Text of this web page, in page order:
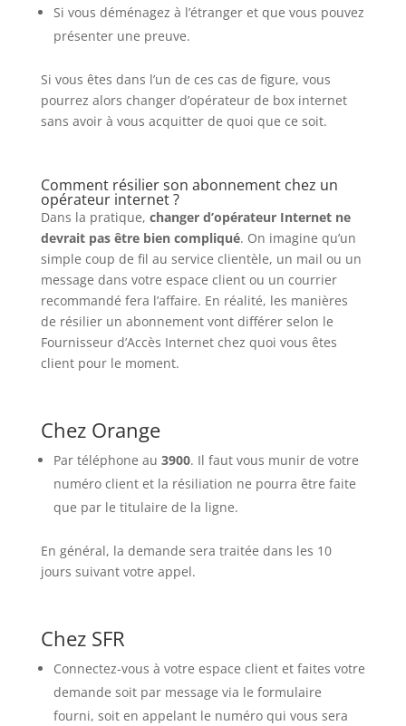
Si vous déménagez à l’étranger et que vous pouvez
présenter une preuve.
Si vous êtes dans l’un de ces cas de figure, vous
pourrez alors changer d’opérateur de box internet
sans avoir à vous acquitter de quoi que ce soit.
Comment résilier son abonnement chez un
opérateur internet ?
Dans la pratique, changer d’opérateur Internet ne
devrait pas être bien compliqué. On imagine qu’un
simple coup de fil au service clientèle, un mail ou un
message dans votre espace client ou un courrier
recommandé fera l’affaire. En réalité, les manières
de résilier un abonnement vont différer selon le
Fournisseur d’Accès Internet chez quoi vous êtes
client pour le moment.
Chez Orange
Par téléphone au 3900. Il faut vous munir de votre
numéro client et la résiliation ne pourra être faite
que par le titulaire de la ligne.
En général, la demande sera traitée dans les 10
jours suivant votre appel.
Chez SFR
Connectez-vous à votre espace client et faites votre
demande soit par message via le formulaire
fourni, soit en appelant le numéro qui vous sera